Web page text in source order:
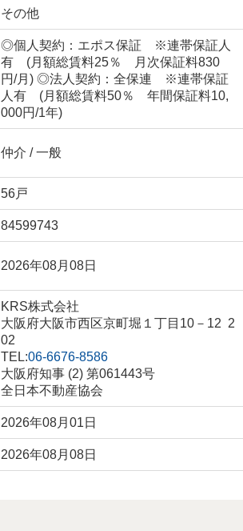
その他
◎個人契約：エポス保証 ※連帯保証人
有 (月額総賃料25％ 月次保証料830
円/月) ◎法人契約：全保連 ※連帯保証
人有 (月額総賃料50％ 年間保証料10,
000円/1年)
仲介 / 一般
56戸
84599743
2026年08月08日
KRS株式会社
大阪府大阪市西区京町堀１丁目10－12 2
02
TEL:06-6676-8586
大阪府知事 (2) 第061443号
全日本不動産協会
2026年08月01日
2026年08月08日